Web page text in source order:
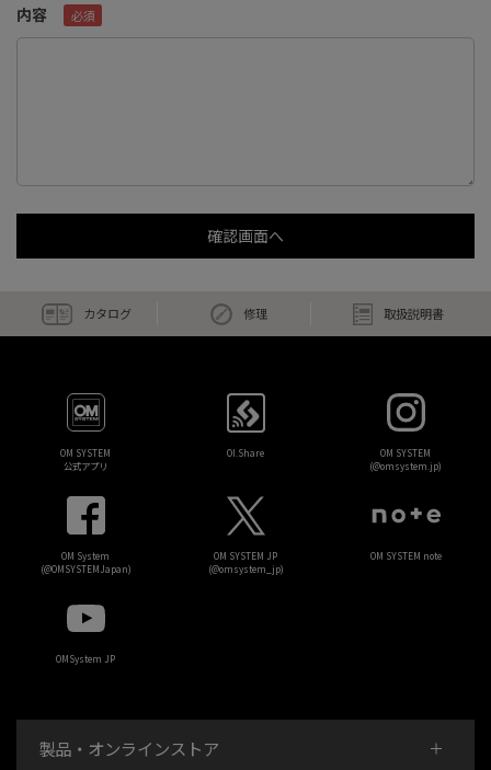
内容
カタログ 修理 取扱説明書
OM SYSTEM
公式アプリ
OI.Share
OM SYSTEM
(@omsystem.jp)
OM System
(@OMSYSTEMJapan)
OM SYSTEM JP
(@omsystem_jp)
OM SYSTEM note
OMSystem JP
製品・オンラインストア